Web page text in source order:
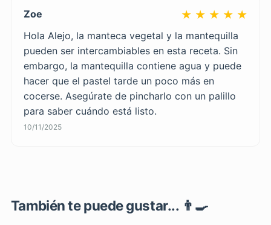
Zoe ★ ★ ★ ★ ★
Hola Alejo, la manteca vegetal y la mantequilla
pueden ser intercambiables en esta receta. Sin
embargo, la mantequilla contiene agua y puede
hacer que el pastel tarde un poco más en
cocerse. Asegúrate de pincharlo con un palillo
para saber cuándo está listo.
10/11/2025
También te puede gustar... 👨‍🍳